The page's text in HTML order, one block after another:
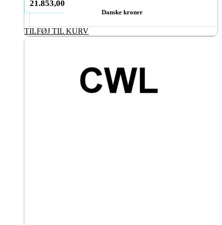
21.853,00
Danske kroner
TILFØJ TIL KURV